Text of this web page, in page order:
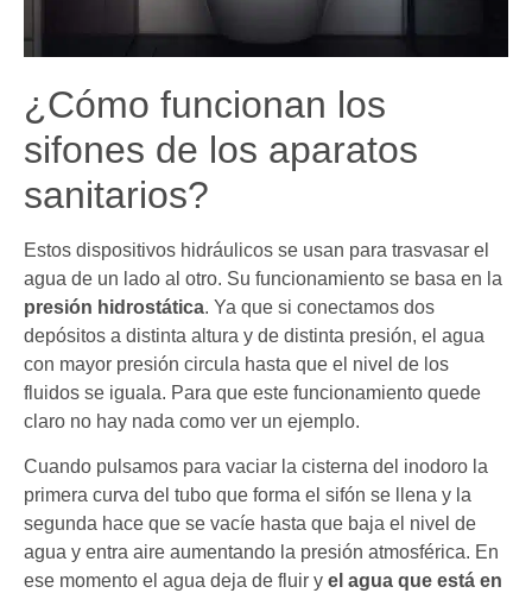
¿Cómo funcionan los
sifones de los aparatos
sanitarios?
Estos dispositivos hidráulicos se usan para trasvasar el
agua de un lado al otro. Su funcionamiento se basa en la
presión hidrostática. Ya que si conectamos dos
depósitos a distinta altura y de distinta presión, el agua
con mayor presión circula hasta que el nivel de los
fluidos se iguala. Para que este funcionamiento quede
claro no hay nada como ver un ejemplo.
Cuando pulsamos para vaciar la cisterna del inodoro la
primera curva del tubo que forma el sifón se llena y la
segunda hace que se vacíe hasta que baja el nivel de
agua y entra aire aumentando la presión atmosférica. En
ese momento el agua deja de fluir y el agua que está en